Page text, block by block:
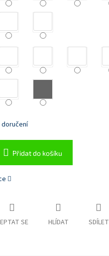
Přidat do košíku
SE HLÍDAT SDÍLET